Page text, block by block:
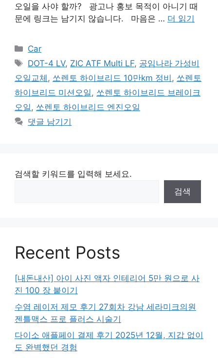
오일을 사야 할까? 광고나 홍보 목적이 아니기 때
문에 링크는 남기지 않습니다. 마음은 … 더 읽기
카
테
리
Car
태
그
DOT-4 LV, ZIC ATF Multi LF, 공임나라 가성비
오일교체 , 쏘렌토 하이브리드 10만km 정비 , 쏘렌토
하이브리드 미션오일, 쏘렌토 하이브리드 브레이크
오일, 쏘렌토 하이브리드 엔진오일
댓글 남기기
검색할 키워드를 입력해 보세요.
검색
Recent Posts
[내돈내산] 아이 사진 액자 인테리어 5만 원으로 사
진 100 장 붙이기
수염 레이저 제모 후기 27회차 강남 세라미크의원
젠틀맥스 프로 플러스 시술기
다이소 애플페이 결제 후기 2025년 12월, 지갑 없이
도 완벽했던 경험